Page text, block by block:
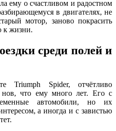
ему о счастливом и радостном
в двигателях, не
мотор, заново покрасить
к жизни.
среди полей и
Triumph Spider, отчётливо
что ему много лет. Его с
автомобили, но их
а иногда и с завистью